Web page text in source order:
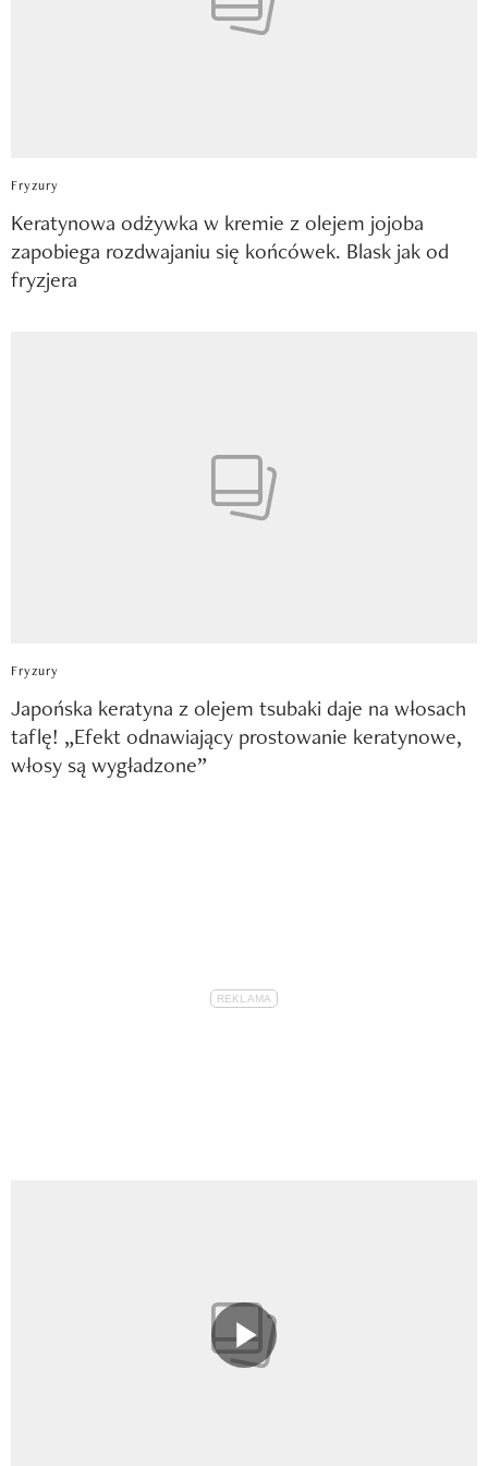
Fryzury
Keratynowa odżywka w kremie z olejem jojoba
zapobiega rozdwajaniu się końcówek. Blask jak od
fryzjera
Fryzury
Japońska keratyna z olejem tsubaki daje na włosach
taflę! „Efekt odnawiający prostowanie keratynowe,
włosy są wygładzone”